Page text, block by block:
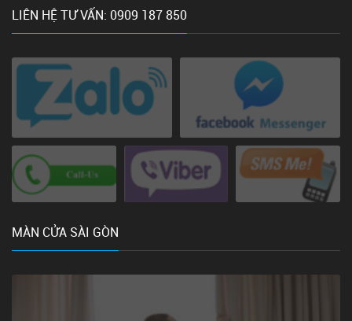
LIÊN HỆ TƯ VẤN: 0909 187 850
MÀN CỬA SÀI GÒN